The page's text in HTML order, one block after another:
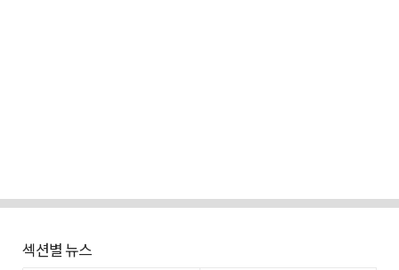
섹션별 뉴스